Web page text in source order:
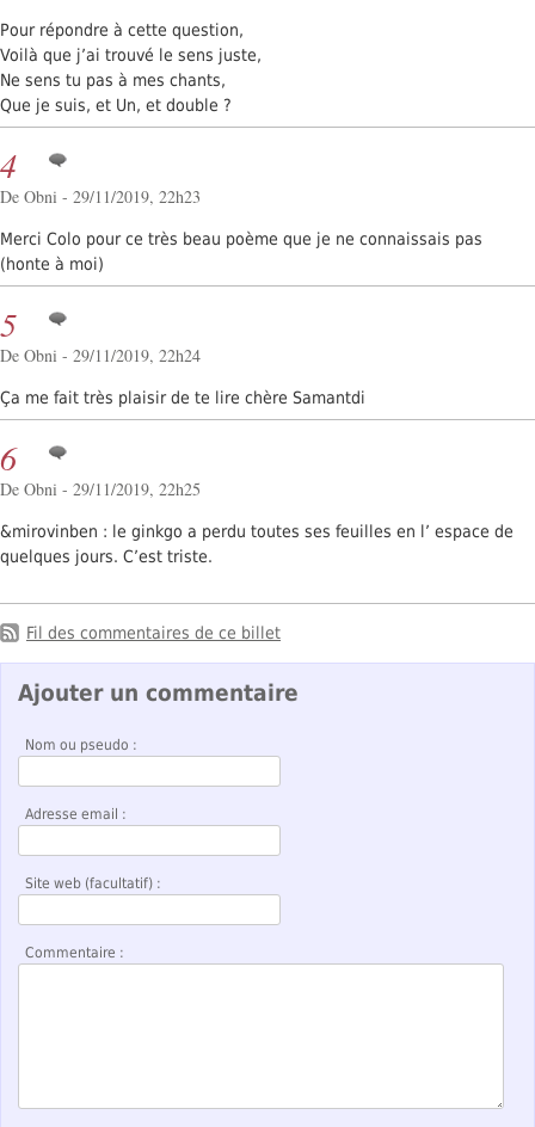
Pour répondre à cette question,
Voilà que j’ai trouvé le sens juste,
Ne sens tu pas à mes chants,
Que je suis, et Un, et double ?
4
De Obni - 29/11/2019, 22h23
Merci Colo pour ce très beau poème que je ne connaissais pas
(honte à moi)
5
De Obni - 29/11/2019, 22h24
Ça me fait très plaisir de te lire chère Samantdi
6
De Obni - 29/11/2019, 22h25
&mirovinben : le ginkgo a perdu toutes ses feuilles en l’ espace de
quelques jours. C’est triste.
Fil des commentaires de ce billet
Ajouter un commentaire
Nom ou pseudo :
Adresse email :
Site web (facultatif) :
Commentaire :